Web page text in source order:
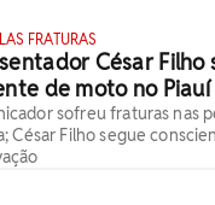
FRATURAS
César Filho
de moto no Piauí
sofreu fraturas nas
César Filho segue